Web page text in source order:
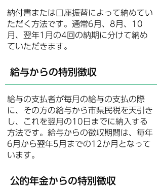
納付書または口座振替によって納めてい
ただく方法です。通常6月、8月、10
月、翌年1月の4回の納期に分けて納め
ていただきます。
給与からの特別徴収
給与の支払者が毎月の給与の支払の際
に、その方の給与から市県民税を天引き
し、これを翌月の10日までに納入する
方法です。給与からの徴収期間は、毎年
6月から翌年5月までの12か月となって
います。
公的年金からの特別徴収